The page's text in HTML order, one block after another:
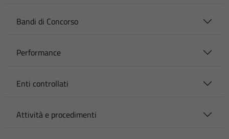
Bandi di Concorso
Performance
Enti controllati
Attività e procedimenti